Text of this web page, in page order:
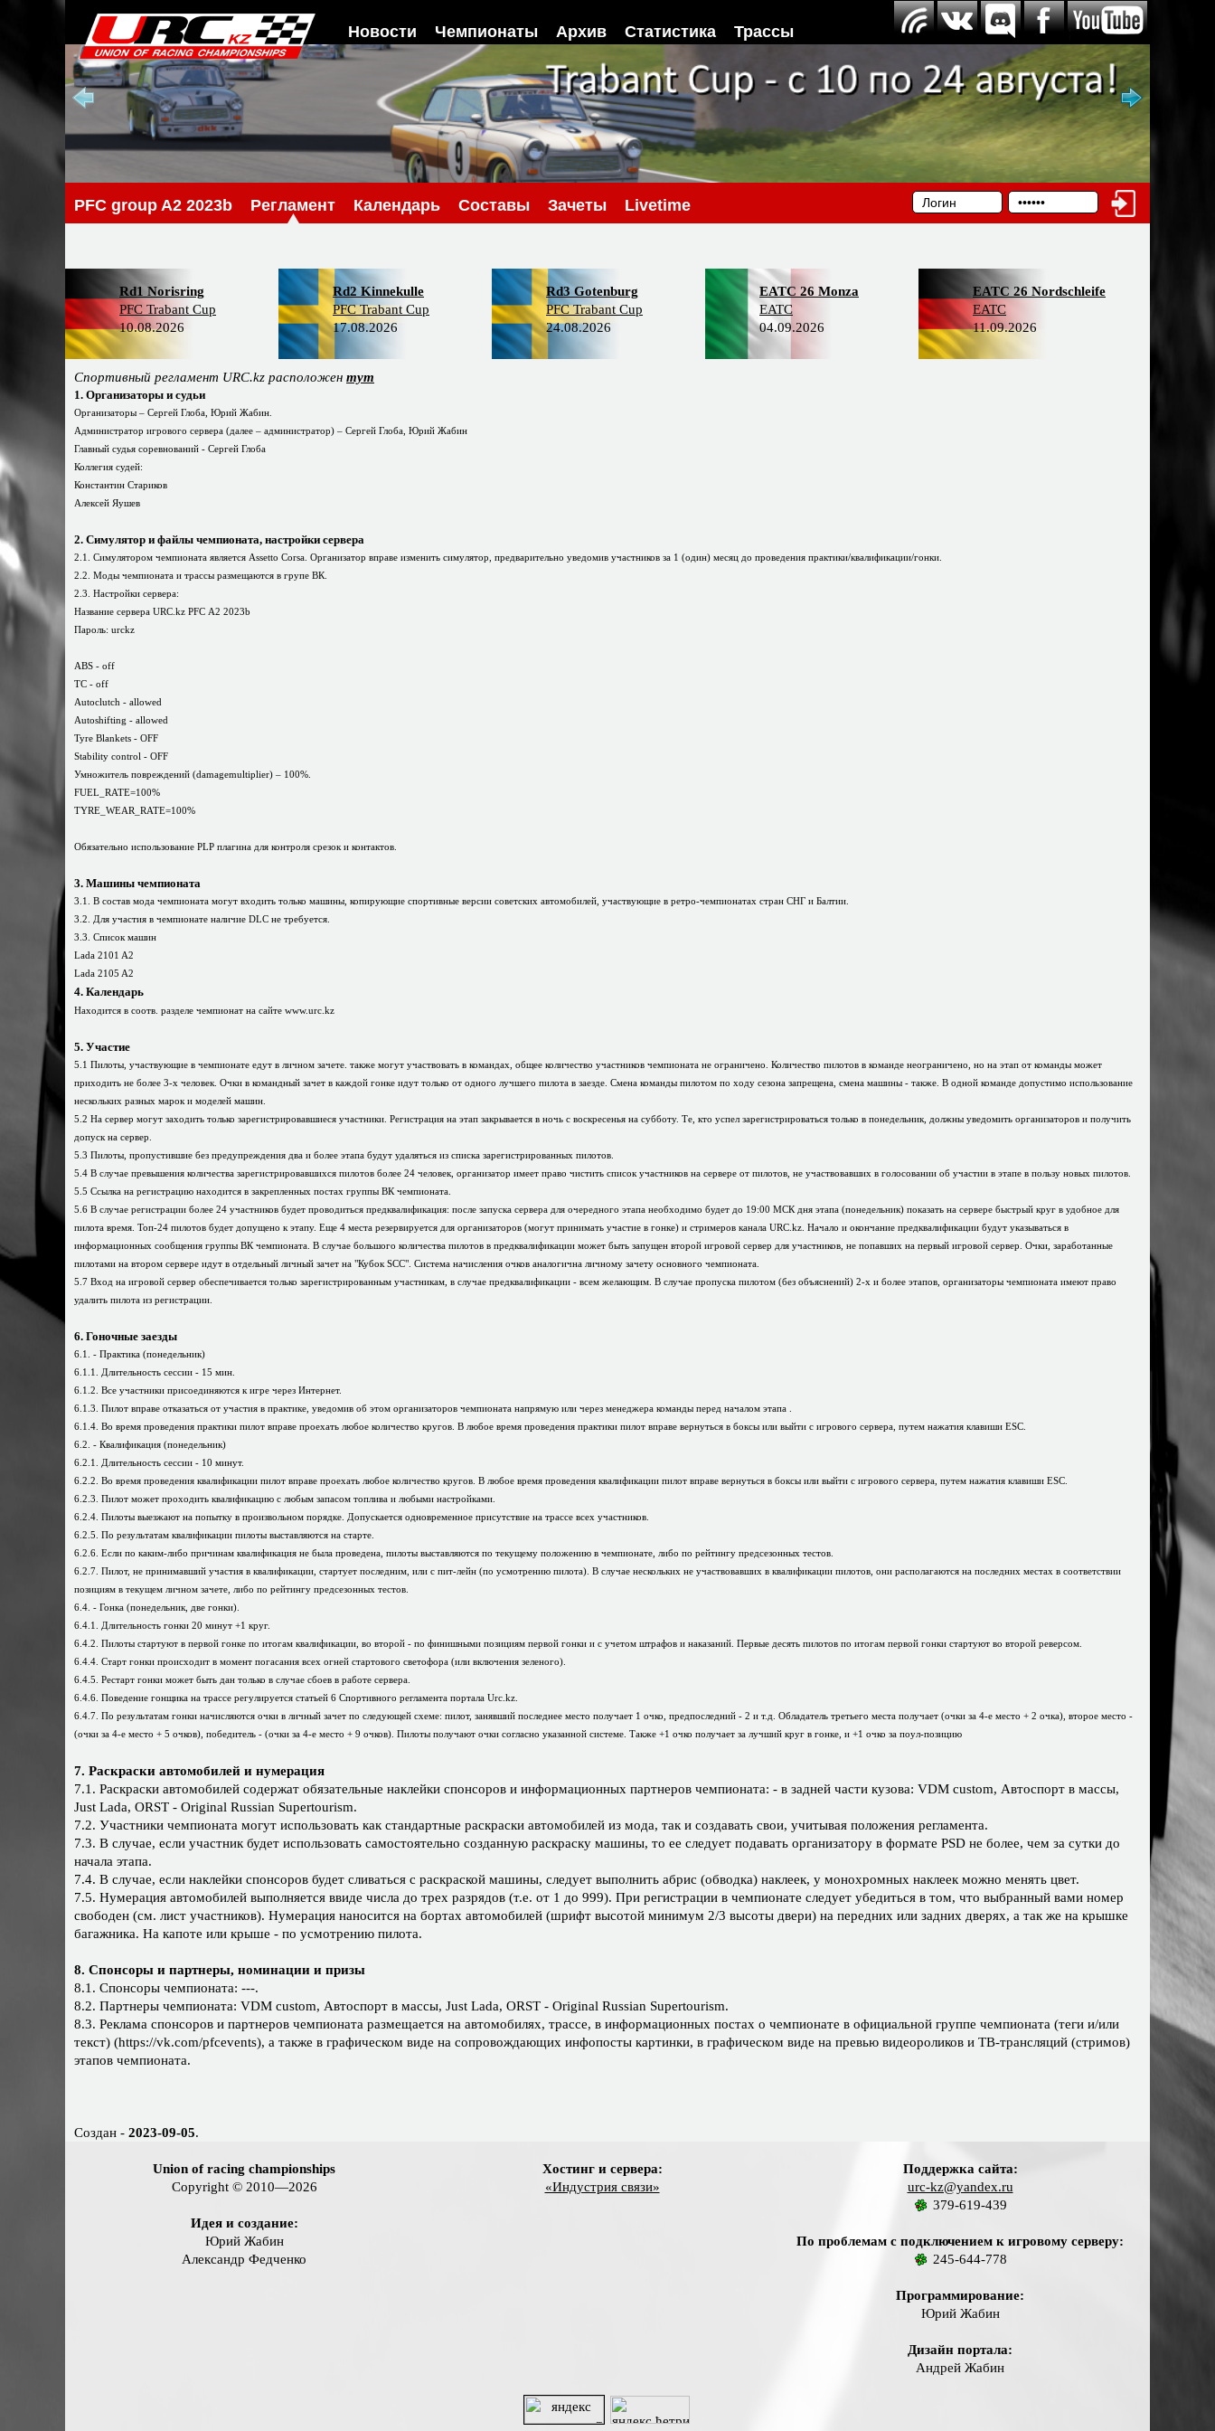
Новости Чемпионаты Архив Статистика Трассы
PFС group A2 2023b Регламент Календарь Составы Зачеты Livetime
Rd1 Norisring
PFC Trabant Cup
10.08.2026
Rd2 Kinnekulle
PFC Trabant Cup
17.08.2026
Rd3 Gotenburg
PFC Trabant Cup
24.08.2026
EATC 26 Monza
EATC
04.09.2026
EATC 26 Nordschleife
EATC
11.09.2026
Спортивный регламент URC.kz расположен тут
1. Организаторы и судьи
Организаторы – Сергей Глоба, Юрий Жабин.
Администратор игрового сервера (далее – администратор) – Сергей Глоба, Юрий Жабин
Главный судья соревнований - Сергей Глоба
Коллегия судей:
Константин Стариков
Алексей Яушев
2. Симулятор и файлы чемпионата, настройки сервера
2.1. Симулятором чемпионата является Assetto Corsa. Организатор вправе изменить симулятор, предварительно уведомив участников за 1 (один) месяц до проведения практики/квалификации/гонки.
2.2. Моды чемпионата и трассы размещаются в групе ВК.
2.3. Настройки сервера:
Название сервера URC.kz PFС A2 2023b
Пароль: urckz
ABS - off
TC - off
Аutoclutch - allowed
Autoshifting - allowed
Tyre Blankets - OFF
Stability control - OFF
Умножитель повреждений (damagemultiplier) – 100%.
FUEL_RATE=100%
TYRE_WEAR_RATE=100%
Обязательно использование PLP плагина для контроля срезок и контактов.
3. Машины чемпионата
3.1. В состав мода чемпионата могут входить только машины, копирующие спортивные версии советских автомобилей, участвующие в ретро-чемпионатах стран СНГ и Балтии.
3.2. Для участия в чемпионате наличие DLC не требуется.
3.3. Список машин
Lada 2101 A2
Lada 2105 A2
4. Календарь
Находится в соотв. разделе чемпионат на сайте www.urc.kz
5. Участие
5.1 Пилоты, участвующие в чемпионате едут в личном зачете. также могут участвовать в командах, общее количество участников чемпионата не ограничено. Количество пилотов в команде неограничено, но на этап от команды может
приходить не более 3-х человек. Очки в командный зачет в каждой гонке идут только от одного лучшего пилота в заезде. Смена команды пилотом по ходу сезона запрещена, смена машины - также. В одной команде допустимо использование
нескольких разных марок и моделей машин.
5.2 На сервер могут заходить только зарегистрировавшиеся участники. Регистрация на этап закрывается в ночь с воскресенья на субботу. Те, кто успел зарегистрироваться только в понедельник, должны уведомить организаторов и получить
допуск на сервер.
5.3 Пилоты, пропустившие без предупреждения два и более этапа будут удаляться из списка зарегистрированных пилотов.
5.4 В случае превышения количества зарегистрировавшихся пилотов более 24 человек, организатор имеет право чистить список участников на сервере от пилотов, не участвовавших в голосовании об участии в этапе в пользу новых пилотов.
5.5 Ссылка на регистрацию находится в закрепленных постах группы ВК чемпионата.
5.6 В случае регистрации более 24 участников будет проводиться предквалификация: после запуска сервера для очередного этапа необходимо будет до 19:00 МСК дня этапа (понедельник) показать на сервере быстрый круг в удобное для
пилота время. Топ-24 пилотов будет допущено к этапу. Еще 4 места резервируется для организаторов (могут принимать участие в гонке) и стримеров канала URC.kz. Начало и окончание предквалификации будут указываться в
информационных сообщения группы ВК чемпионата. В случае большого количества пилотов в предквалификации может быть запущен второй игровой сервер для участников, не попавших на первый игровой сервер. Очки, заработанные
пилотами на втором сервере идут в отдельный личный зачет на "Кубок SCC". Система начисления очков аналогична личному зачету основного чемпионата.
5.7 Вход на игровой сервер обеспечивается только зарегистрированным участникам, в случае предквалификации - всем желающим. В случае пропуска пилотом (без объяснений) 2-х и более этапов, организаторы чемпионата имеют право
удалить пилота из регистрации.
6. Гоночные заезды
6.1. - Практика (понедельник)
6.1.1. Длительность сессии - 15 мин.
6.1.2. Все участники присоединяются к игре через Интернет.
6.1.3. Пилот вправе отказаться от участия в практике, уведомив об этом организаторов чемпионата напрямую или через менеджера команды перед началом этапа .
6.1.4. Во время проведения практики пилот вправе проехать любое количество кругов. В любое время проведения практики пилот вправе вернуться в боксы или выйти с игрового сервера, путем нажатия клавиши ESC.
6.2. - Квалификация (понедельник)
6.2.1. Длительность сессии - 10 минут.
6.2.2. Во время проведения квалификации пилот вправе проехать любое количество кругов. В любое время проведения квалификации пилот вправе вернуться в боксы или выйти с игрового сервера, путем нажатия клавиши ESC.
6.2.3. Пилот может проходить квалификацию с любым запасом топлива и любыми настройками.
6.2.4. Пилоты выезжают на попытку в произвольном порядке. Допускается одновременное присутствие на трассе всех участников.
6.2.5. По результатам квалификации пилоты выставляются на старте.
6.2.6. Если по каким-либо причинам квалификация не была проведена, пилоты выставляются по текущему положению в чемпионате, либо по рейтингу предсезонных тестов.
6.2.7. Пилот, не принимавший участия в квалификации, стартует последним, или с пит-лейн (по усмотрению пилота). В случае нескольких не участвовавших в квалификации пилотов, они располагаются на последних местах в соответствии
позициям в текущем личном зачете, либо по рейтингу предсезонных тестов.
6.4. - Гонка (понедельник, две гонки).
6.4.1. Длительность гонки 20 минут +1 круг.
6.4.2. Пилоты стартуют в первой гонке по итогам квалификации, во второй - по финишными позициям первой гонки и с учетом штрафов и наказаний. Первые десять пилотов по итогам первой гонки стартуют во второй реверсом.
6.4.4. Старт гонки происходит в момент погасания всех огней стартового светофора (или включения зеленого).
6.4.5. Рестарт гонки может быть дан только в случае сбоев в работе сервера.
6.4.6. Поведение гонщика на трассе регулируется статьей 6 Спортивного регламента портала Urc.kz.
6.4.7. По результатам гонки начисляются очки в личный зачет по следующей схеме: пилот, занявший последнее место получает 1 очко, предпоследний - 2 и т.д. Обладатель третьего места получает (очки за 4-е место + 2 очка), второе место -
(очки за 4-е место + 5 очков), победитель - (очки за 4-е место + 9 очков). Пилоты получают очки согласно указанной системе. Также +1 очко получает за лучший круг в гонке, и +1 очко за поул-позицию
7. Раскраски автомобилей и нумерация
7.1. Раскраски автомобилей содержат обязательные наклейки спонсоров и информационных партнеров чемпионата: - в задней части кузова: VDM custom, Автоспорт в массы,
Just Lada, ORST - Original Russian Supertourism.
7.2. Участники чемпионата могут использовать как стандартные раскраски автомобилей из мода, так и создавать свои, учитывая положения регламента.
7.3. В случае, если участник будет использовать самостоятельно созданную раскраску машины, то ее следует подавать организатору в формате PSD не более, чем за сутки до
начала этапа.
7.4. В случае, если наклейки спонсоров будет сливаться с раскраской машины, следует выполнить абрис (обводка) наклеек, у монохромных наклеек можно менять цвет.
7.5. Нумерация автомобилей выполняется ввиде числа до трех разрядов (т.е. от 1 до 999). При регистрации в чемпионате следует убедиться в том, что выбранный вами номер
свободен (см. лист участников). Нумерация наносится на бортах автомобилей (шрифт высотой минимум 2/3 высоты двери) на передних или задних дверях, а так же на крышке
багажника. На капоте или крыше - по усмотрению пилота.
8. Спонсоры и партнеры, номинации и призы
8.1. Спонсоры чемпионата: ---.
8.2. Партнеры чемпионата: VDM custom, Автоспорт в массы, Just Lada, ORST - Original Russian Supertourism.
8.3. Реклама спонсоров и партнеров чемпионата размещается на автомобилях, трассе, в информационных постах о чемпионате в официальной группе чемпионата (теги и/или
текст) (https://vk.com/pfcevents), а также в графическом виде на сопровождающих инфопосты картинки, в графическом виде на превью видеороликов и ТВ-трансляций (стримов)
этапов чемпионата.
Создан - 2023-09-05.
Union of racing championships
Copyright © 2010—2026
Идея и создание:
Юрий Жабин
Александр Федченко
Хостинг и сервера:
«Индустрия связи»
Поддержка сайта:
urc-kz@yandex.ru
379-619-439
По проблемам с подключением к игровому серверу:
245-644-778
Программирование:
Юрий Жабин
Дизайн портала:
Андрей Жабин